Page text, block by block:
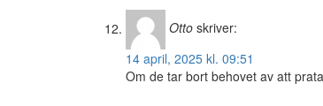
Otto skriver:
14 april, 2025 kl. 09:51
Om de tar bort behovet av att